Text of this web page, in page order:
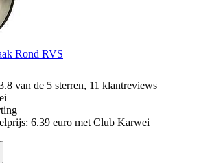
Rond RVS
van de 5 sterren, 11 klantreviews
6.39 euro met Club Karwei